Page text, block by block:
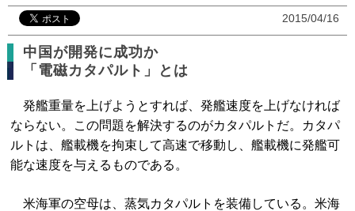
2015/04/16
中国が開発に成功か
「電磁カタパルト」とは
発艦重量を上げようとすれば、発艦速度を上げなければ
ならない。この問題を解決するのがカタパルトだ。カタパ
ルトは、艦載機を拘束して高速で移動し、艦載機に発艦可
能な速度を与えるものである。
米海軍の空母は、蒸気カタパルトを装備している。米海